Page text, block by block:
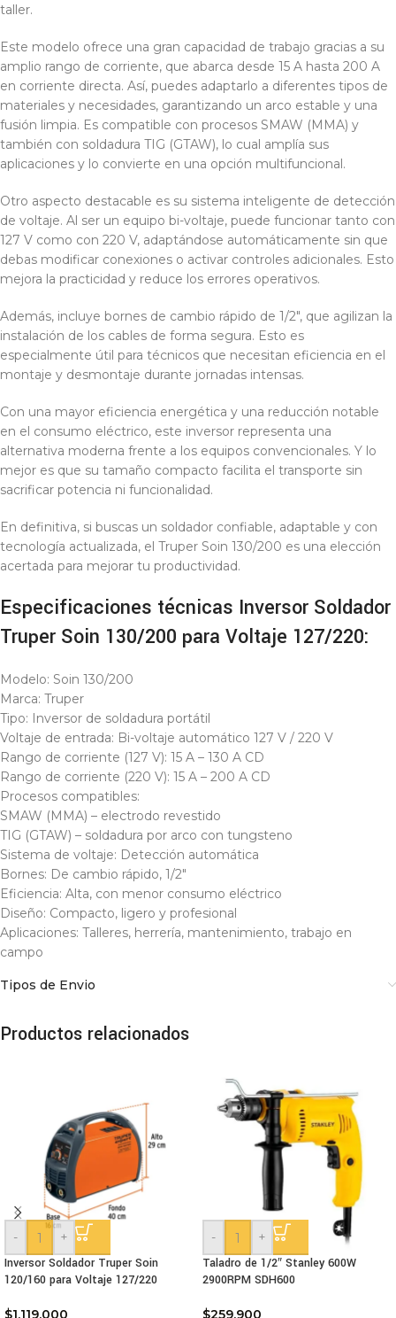
taller.
Este modelo ofrece una gran capacidad de trabajo gracias a su
amplio rango de corriente, que abarca desde 15 A hasta 200 A
en corriente directa. Así, puedes adaptarlo a diferentes tipos de
materiales y necesidades, garantizando un arco estable y una
fusión limpia. Es compatible con procesos SMAW (MMA) y
también con soldadura TIG (GTAW), lo cual amplía sus
aplicaciones y lo convierte en una opción multifuncional.
Otro aspecto destacable es su sistema inteligente de detección
de voltaje. Al ser un equipo bi-voltaje, puede funcionar tanto con
127 V como con 220 V, adaptándose automáticamente sin que
debas modificar conexiones o activar controles adicionales. Esto
mejora la practicidad y reduce los errores operativos.
Además, incluye bornes de cambio rápido de 1/2″, que agilizan la
instalación de los cables de forma segura. Esto es
especialmente útil para técnicos que necesitan eficiencia en el
montaje y desmontaje durante jornadas intensas.
Con una mayor eficiencia energética y una reducción notable
en el consumo eléctrico, este inversor representa una
alternativa moderna frente a los equipos convencionales. Y lo
mejor es que su tamaño compacto facilita el transporte sin
sacrificar potencia ni funcionalidad.
En definitiva, si buscas un soldador confiable, adaptable y con
tecnología actualizada, el Truper Soin 130/200 es una elección
acertada para mejorar tu productividad.
Especificaciones técnicas Inversor Soldador
Truper Soin 130/200 para Voltaje 127/220:
Modelo: Soin 130/200
Marca: Truper
Tipo: Inversor de soldadura portátil
Voltaje de entrada: Bi-voltaje automático 127 V / 220 V
Rango de corriente (127 V): 15 A – 130 A CD
Rango de corriente (220 V): 15 A – 200 A CD
Procesos compatibles:
SMAW (MMA) – electrodo revestido
TIG (GTAW) – soldadura por arco con tungsteno
Sistema de voltaje: Detección automática
Bornes: De cambio rápido, 1/2″
Eficiencia: Alta, con menor consumo eléctrico
Diseño: Compacto, ligero y profesional
Aplicaciones: Talleres, herrería, mantenimiento, trabajo en
campo
Tipos de Envio
Productos relacionados
-
+
Inversor Soldador Truper Soin
120/160 para Voltaje 127/220
$1,119,000
-
+
Taladro de 1/2″ Stanley 600W
2900RPM SDH600
$259,900